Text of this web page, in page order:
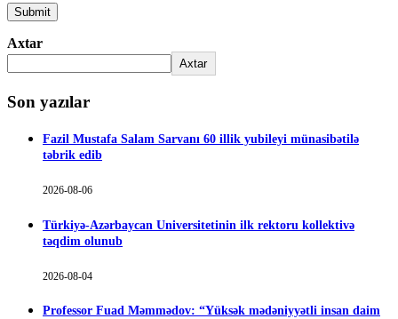
Axtar
Axtar
Son yazılar
Fazil Mustafa Salam Sarvanı 60 illik yubileyi münasibətilə
təbrik edib
2026-08-06
Türkiyə-Azərbaycan Universitetinin ilk rektoru kollektivə
təqdim olunub
2026-08-04
Professor Fuad Məmmədov: “Yüksək mədəniyyətli insan daim